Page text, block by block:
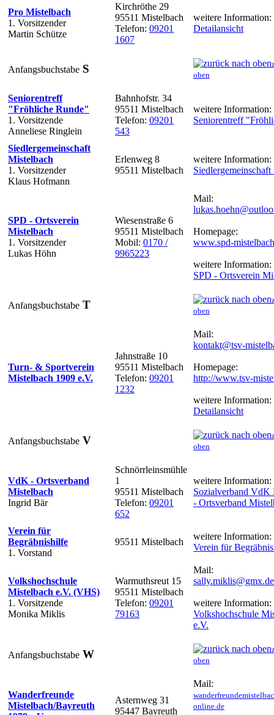
Pro Mistelbach
1. Vorsitzender
Martin Schütze
Kirchröthe 29
95511 Mistelbach
Telefon: 09201
1607
weitere Information:
Detailansicht
Anfangsbuchstabe S
oben
Seniorentreff
"Fröhliche Runde"
1. Vorsitzende
Anneliese Ringlein
Bahnhofstr. 34
95511 Mistelbach
Telefon: 09201
543
weitere Information:
Seniorentreff
Siedlergemeinschaft
Mistelbach
1. Vorsitzender
Klaus Hofmann
Erlenweg 8
95511 Mistelbach
weitere Information:
SPD - Ortsverein
Mistelbach
1. Vorsitzender
Lukas Höhn
Wiesenstraße 6
95511 Mistelbach
Mobil: 0170 /
9965223
Mail:
Homepage:
www.spd-
weitere Information:
SPD - Ortsverein
Anfangsbuchstabe T
oben
Turn- & Sportverein
Mistelbach 1909 e.V.
Jahnstraße 10
95511 Mistelbach
Telefon: 09201
1232
Mail:
kontakt@tsv-
Homepage:
http://www.tsv-
weitere Information:
Detailansicht
Anfangsbuchstabe V
oben
VdK - Ortsverband
Mistelbach
Ingrid Bär
Schnörrleinsmühle
1
95511 Mistelbach
Telefon: 09201
652
weitere Information:
Sozialverband VdK
- Ortsverband
Verein für
Begräbnishilfe
1. Vorstand
95511 Mistelbach
weitere Information:
Verein für
Volkshochschule
Mistelbach e.V. (VHS)
1. Vorsitzende
Monika Miklis
Warmuthsreut 15
95511 Mistelbach
Telefon: 09201
79163
Mail:
sally.miklis@gmx.de
weitere Information:
Volkshochschule
e.V.
Anfangsbuchstabe W
oben
Wanderfreunde
Mistelbach/Bayreuth
Asternweg 31
95447 Bayreuth
Mail:
online.de